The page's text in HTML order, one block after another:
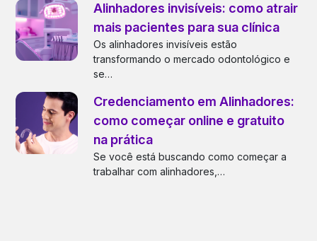
Alinhadores invisíveis: como atrair
mais pacientes para sua clínica
Os alinhadores invisíveis estão
transformando o mercado odontológico e
se…
Credenciamento em Alinhadores:
como começar online e gratuito
na prática
Se você está buscando como começar a
trabalhar com alinhadores,…